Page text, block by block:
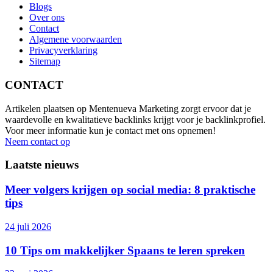
Blogs
Over ons
Contact
Algemene voorwaarden
Privacyverklaring
Sitemap
CONTACT
Artikelen plaatsen op Mentenueva Marketing zorgt ervoor dat je
waardevolle en kwalitatieve backlinks krijgt voor je backlinkprofiel.
Voor meer informatie kun je contact met ons opnemen!
Neem contact op
Laatste nieuws
Meer volgers krijgen op social media: 8 praktische
tips
24 juli 2026
10 Tips om makkelijker Spaans te leren spreken